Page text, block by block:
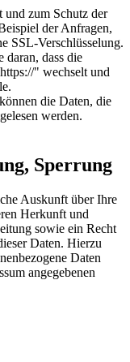
und zum Schutz der
der Anfragen,
SSL-Verschlüsselung.
daran, dass die
" wechselt und
die Daten, die
werden.
Sperrung
Auskunft über Ihre
Herkunft und
sowie ein Recht
Daten. Hierzu
Daten
angegebenen